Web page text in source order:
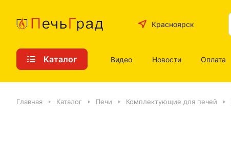
Красноярск
Каталог Видео Новости Оплата
Главная Каталог Печи Комплектующие для печей